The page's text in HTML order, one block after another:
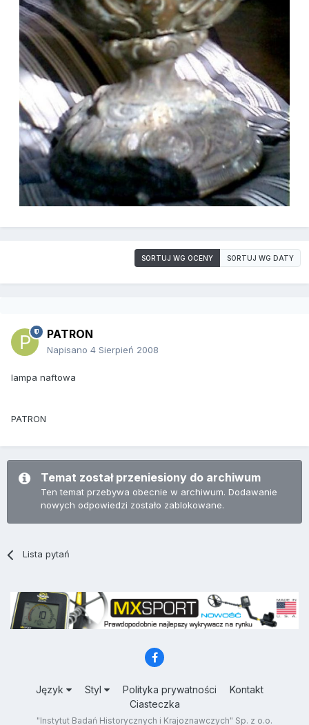
SORTUJ WG OCENY SORTUJ WG DATY
PATRON
Napisano 4 Sierpień 2008
lampa naftowa
PATRON
Temat został przeniesiony do archiwum
Ten temat przebywa obecnie w archiwum. Dodawanie
nowych odpowiedzi zostało zablokowane.
Lista pytań
Język Styl Polityka prywatności
Kontakt
Ciasteczka
"Instytut Badań Historycznych i Krajoznawczych" Sp. z o.o.